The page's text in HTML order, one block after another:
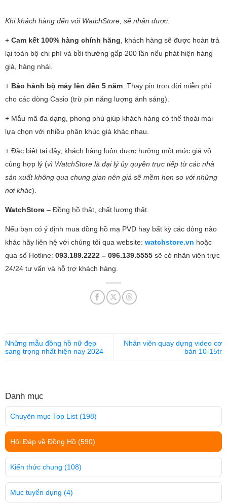
Khi khách hàng đến với WatchStore, sẽ nhận được:
+ Cam kết 100% hàng chính hãng , khách hàng sẽ được hoàn trả
lại toàn bộ chi phí và bồi thường gấp 200 lần nếu phát hiện hàng
giả, hàng nhái.
+ Bảo hành bộ máy lên đến 5 năm . Thay pin trọn đời miễn phí
cho các dòng Casio (trừ pin năng lượng ánh sáng).
+ Mẫu mã đa dạng, phong phú giúp khách hàng có thể thoải mái
lựa chọn với nhiều phân khúc giá khác nhau.
+ Đặc biệt tại đây, khách hàng luôn được hưởng một mức giá vô
cùng hợp lý (vì WatchStore là đại lý ủy quyền trực tiếp từ các nhà
sản xuất không qua chung gian nên giá sẽ mềm hơn so với những
nơi khác).
WatchStore – Đồng hồ thật, chất lượng thật.
Nếu bạn có ý định mua đồng hồ mạ PVD hay bất kỳ các dòng nào
khác hãy liên hệ với chúng tôi qua website: watchstore.vn hoặc
qua số Hotline: 093.189.2222 – 096.139.5555 sẽ có nhân viên trực
24/24 tư vấn và hỗ trợ khách hàng.
Những mẫu đồng hồ nữ đẹp
sang trọng nhất hiện nay 2024
Nhân viên quay dựng video cơ
bản 10-15tr
Danh mục
Chuyên mục Top List (198)
Hỏi Đáp về Đồng Hồ (590)
Kiến thức chung (108)
Mục tuyển dụng (4)